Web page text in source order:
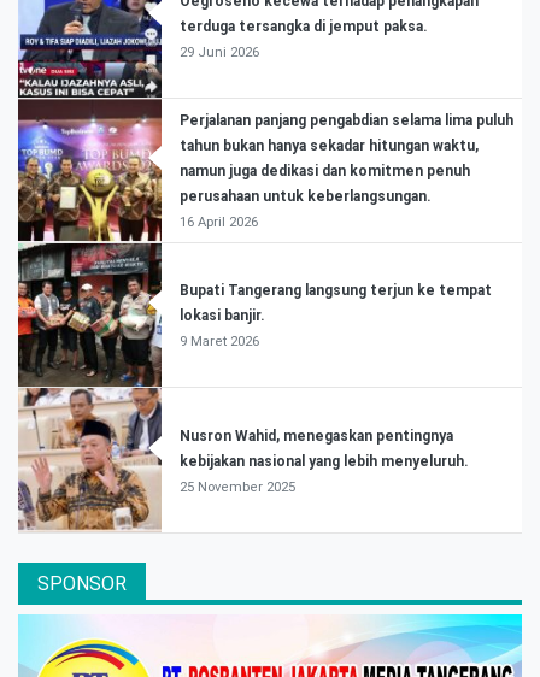
terduga tersangka di jemput paksa.
29 Juni 2026
Perjalanan panjang pengabdian selama lima puluh
tahun bukan hanya sekadar hitungan waktu,
namun juga dedikasi dan komitmen penuh
perusahaan untuk keberlangsungan.
16 April 2026
Bupati Tangerang langsung terjun ke tempat
lokasi banjir.
9 Maret 2026
Nusron Wahid, menegaskan pentingnya
kebijakan nasional yang lebih menyeluruh.
25 November 2025
SPONSOR